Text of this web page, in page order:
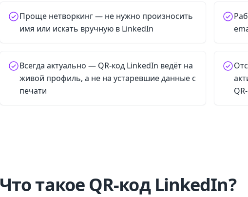
Проще нетворкинг — не нужно произносить
имя или искать вручную в LinkedIn
Всегда актуально — QR-код LinkedIn ведёт на
живой профиль, а не на устаревшие данные с
печати
Что такое QR-код LinkedIn?